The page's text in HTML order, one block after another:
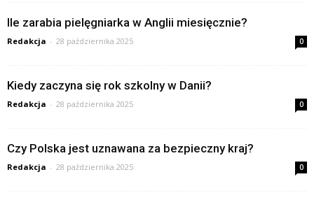
Ile zarabia pielęgniarka w Anglii miesięcznie?
Redakcja - 28 października 2025 0
Kiedy zaczyna się rok szkolny w Danii?
Redakcja - 28 października 2025 0
Czy Polska jest uznawana za bezpieczny kraj?
Redakcja - 28 października 2025 0